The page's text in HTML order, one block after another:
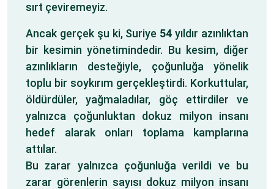
sırt çeviremeyiz.
Ancak gerçek şu ki, Suriye 54 yıldır azınlıktan
bir kesimin yönetimindedir. Bu kesim, diğer
azınlıkların desteğiyle, çoğunluğa yönelik
toplu bir soykırım gerçekleştirdi. Korkuttular,
öldürdüler, yağmaladılar, göç ettirdiler ve
yalnızca çoğunluktan dokuz milyon insanı
hedef alarak onları toplama kamplarına
attılar.
Bu zarar yalnızca çoğunluğa verildi ve bu
zarar görenlerin sayısı dokuz milyon insanı